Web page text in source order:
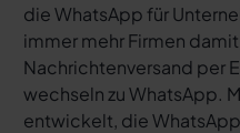
die WhatsApp für
immer mehr Firmen
Nachrichtenversand per
wechseln zu WhatsApp.
entwickelt, die